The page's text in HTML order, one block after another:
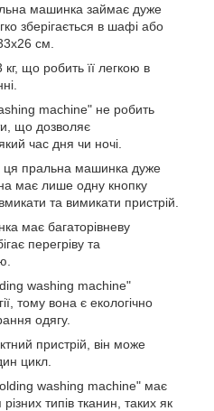
машинка займає дуже
зберігається в шафі або
см.
кг, що робить її легкою в
machine" не робить
що дозволяє
час дня чи ночі.
ця пральна машинка дуже
має лише одну кнопку
та вимикати пристрій.
має багаторівневу
перегріву та
washing machine"
тому вона є екологічно
одягу.
пристрій, він може
цикл.
washing machine" має
типів тканин, таких як